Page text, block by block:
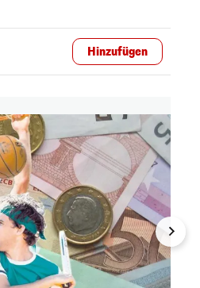
Hinzufügen